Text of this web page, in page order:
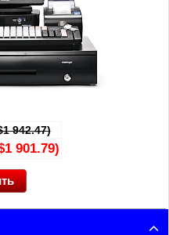
942.47)
901.79)